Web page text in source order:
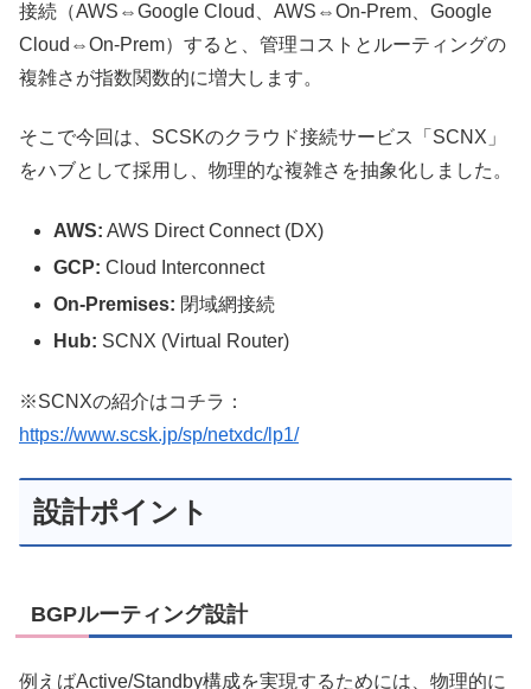
接続（AWS⇔Google Cloud、AWS⇔On-Prem、Google
Cloud⇔On-Prem）すると、管理コストとルーティングの
複雑さが指数関数的に増大します。
そこで今回は、SCSKのクラウド接続サービス「SCNX」
をハブとして採用し、物理的な複雑さを抽象化しました。
AWS: AWS Direct Connect (DX)
GCP: Cloud Interconnect
On-Premises: 閉域網接続
Hub: SCNX (Virtual Router)
※SCNXの紹介はコチラ：
https://www.scsk.jp/sp/netxdc/lp1/
設計ポイント
BGPルーティング設計
例えばActive/Standby構成を実現するためには、物理的に